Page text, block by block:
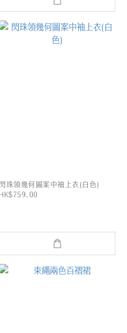
閃珠領幾何圖案中袖上衣(白色)
HK$759.00